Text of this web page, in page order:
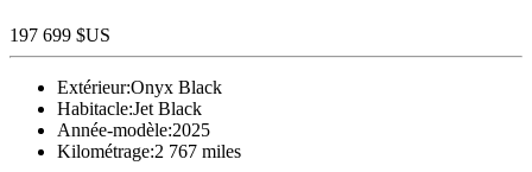
197 699 $US
Extérieur:Onyx Black
Habitacle:Jet Black
Année-modèle:2025
Kilométrage:2 767 miles